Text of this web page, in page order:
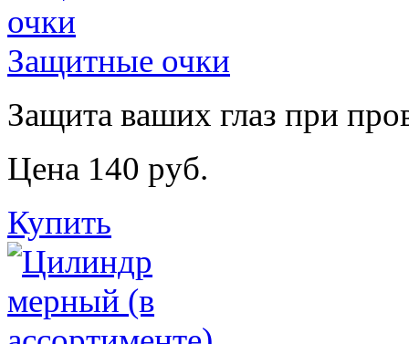
Защитные очки
Защита ваших глаз при
Цена 140 руб.
Купить